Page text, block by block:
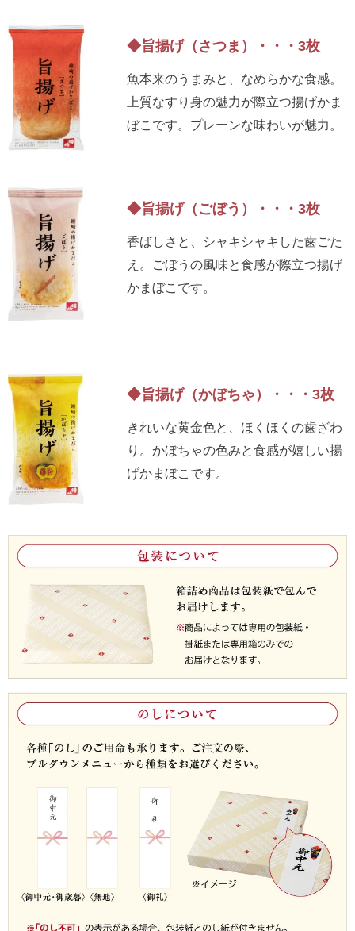
◆旨揚げ（さつま）・・・3枚
魚本来のうまみと、なめらかな食感。
上質なすり身の魅力が際立つ揚げかま
ぼこです。プレーンな味わいが魅力。
◆旨揚げ（ごぼう）・・・3枚
香ばしさと、シャキシャキした歯ごた
え。ごぼうの風味と食感が際立つ揚げ
かまぼこです。
◆旨揚げ（かぼちゃ）・・・3枚
きれいな黄金色と、ほくほくの歯ざわ
り。かぼちゃの色みと食感が嬉しい揚
げかまぼこです。